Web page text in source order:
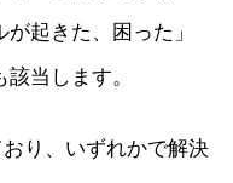
起きた、困った」
当します。
り、いずれかで解決